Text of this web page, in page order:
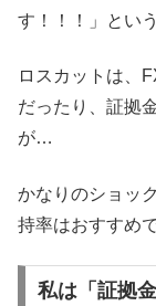
す！！！」とい
ロスカットは、
だったり、証拠
が…
かなりのショッ
持率はおすすめ
私は「証拠